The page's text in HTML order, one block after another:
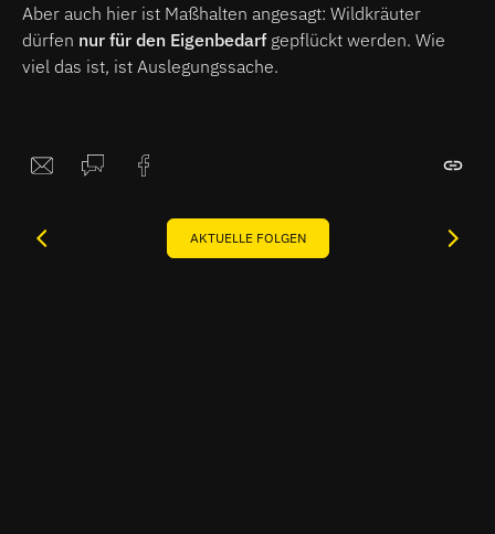
Aber auch hier ist Maßhalten angesagt: Wildkräuter
dürfen nur für den Eigenbedarfgepflückt werden. Wie
viel das ist, ist Auslegungssache.
AKTUELLE FOLGEN